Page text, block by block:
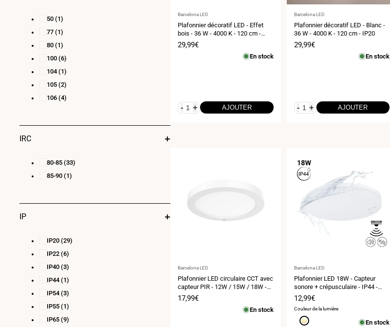
Fournisseur
:
Barcelona LED
Plafonnier décoratif LED - Effet
bois - 36 W - 4000 K - 120 cm -
IP20
Prix
29,99€
En stock
- + AJOUTER
Fournisseur
:
Barcelona LED
Plafonnier décoratif LED - Blanc -
36 W - 4000 K - 120 cm - IP20
Prix
29,99€
En stock
- + AJOUTER
Fournisseur
:
Barcelona LED
Plafonnier LED circulaire CCT avec
capteur PIR - 12W / 15W / 18W -
Diamètre réglable - En saillie /
encastré - IP54
Prix
17,99€
En stock
Fournisseur
:
Barcelona LED
Plafonnier LED 18W - Capteur
sonore + crépusculaire - IP44 -
Ø26 cm
Prix
de
vente
12,99€
Couleur de la lumière
Blanc
En stock
50 (1)
77 (1)
80 (1)
100 (6)
104 (1)
105 (2)
106 (4)
IRC
80-85 (33)
85-90 (1)
IP
IP20 (29)
IP22 (6)
IP40 (3)
IP44 (1)
IP54 (3)
IP55 (1)
IP65 (9)